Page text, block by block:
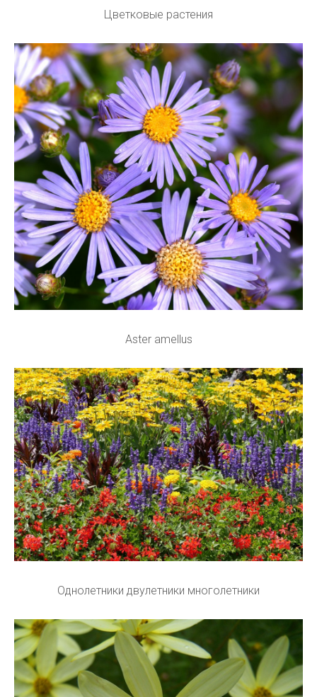
Цветковые растения
Aster amellus
Однолетники двулетники многолетники